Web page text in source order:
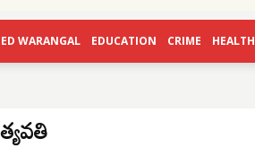
WARANGAL EDUCATION CRIME HEALTH